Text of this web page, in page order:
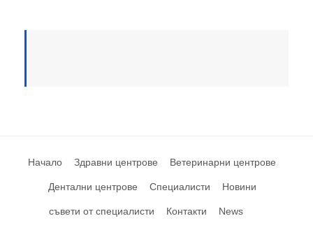
Начало Здравни центрове Ветеринарни центрове
Дентални центрове Специалисти Новини
съвети от специалисти Контакти News